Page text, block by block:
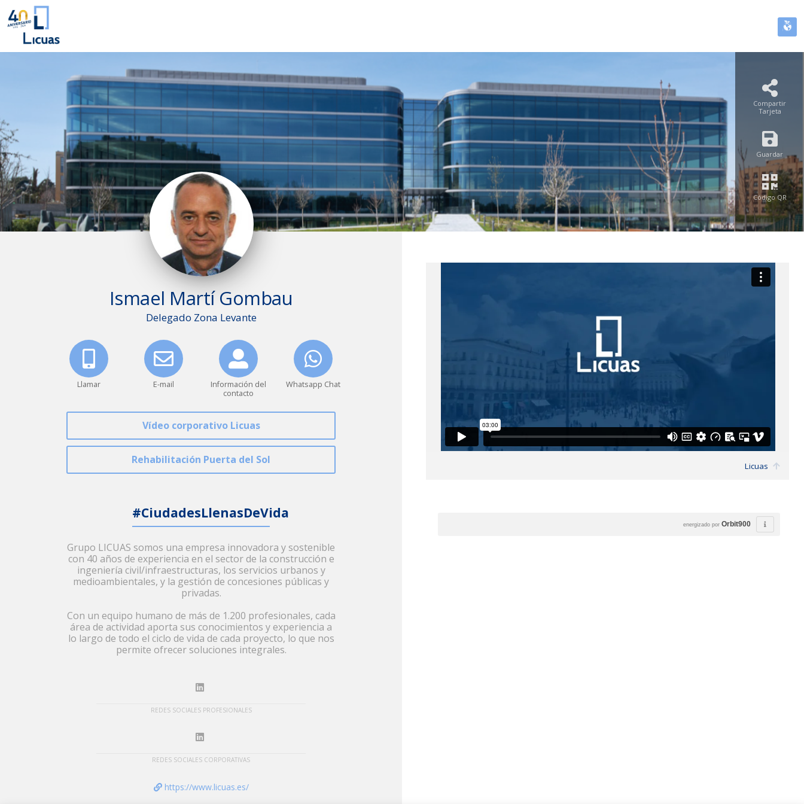
Compartir
Tarjeta
Guardar
Código QR
Ismael Martí Gombau
Delegado Zona Levante
Llamar E-mail
Información del
contacto
Whatsapp Chat
Vídeo corporativo Licuas
Rehabilitación Puerta del Sol
#CiudadesLlenasDeVida
Grupo LICUAS somos una empresa innovadora y sostenible
con 40 años de experiencia en el sector de la construcción e
ingeniería civil/infraestructuras, los servicios urbanos y
medioambientales, y la gestión de concesiones públicas y
privadas.
Con un equipo humano de más de 1.200 profesionales, cada
área de actividad aporta sus conocimientos y experiencia a
lo largo de todo el ciclo de vida de cada proyecto, lo que nos
permite ofrecer soluciones integrales.
REDES SOCIALES PROFESIONALES
REDES SOCIALES CORPORATIVAS
https://www.licuas.es/
Licuas
energizado por Orbit900